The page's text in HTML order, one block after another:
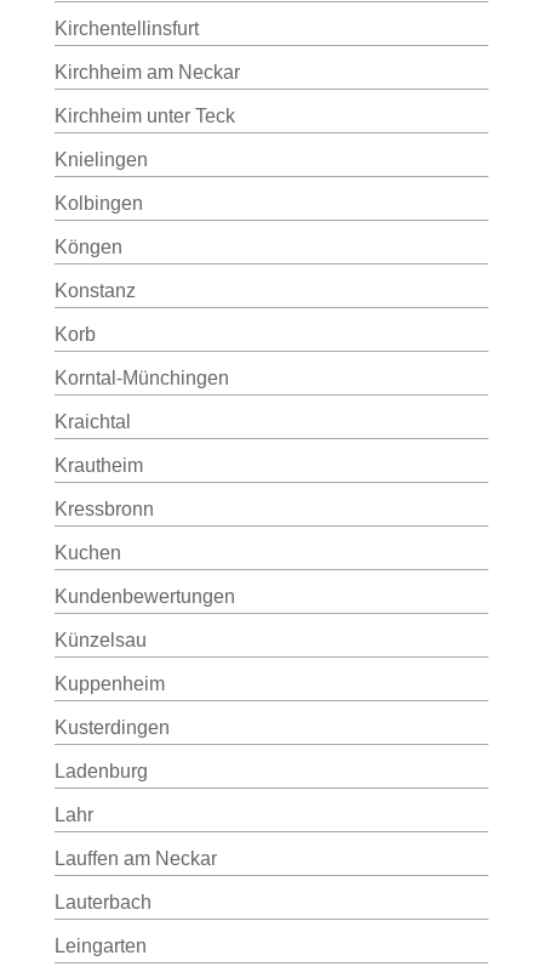
Kirchentellinsfurt
Kirchheim am Neckar
Kirchheim unter Teck
Knielingen
Kolbingen
Köngen
Konstanz
Korb
Korntal-Münchingen
Kraichtal
Krautheim
Kressbronn
Kuchen
Kundenbewertungen
Künzelsau
Kuppenheim
Kusterdingen
Ladenburg
Lahr
Lauffen am Neckar
Lauterbach
Leingarten